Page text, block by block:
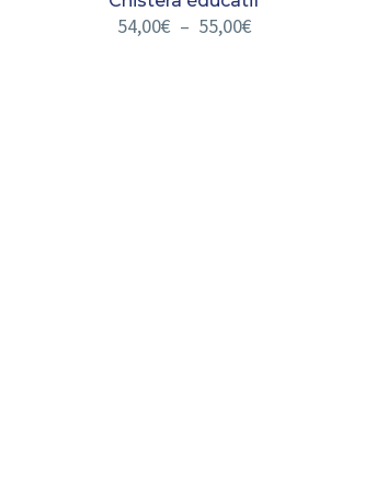
54,00€ – 55,00€